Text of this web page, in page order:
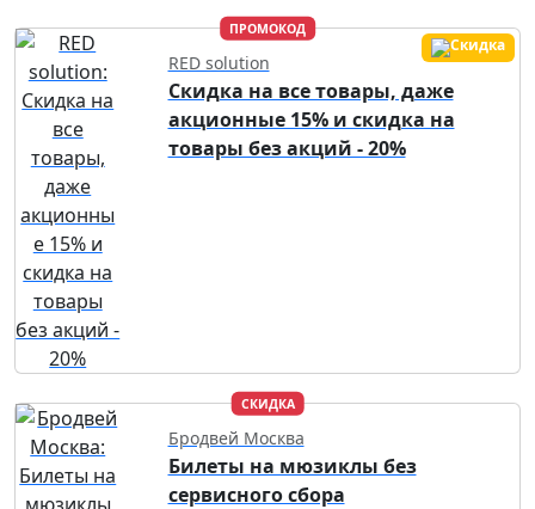
ПРОМОКОД
RED solution
Скидка на все товары, даже
акционные 15% и скидка на
товары без акций - 20%
СКИДКА
Бродвей Москва
Билеты на мюзиклы без
сервисного сбора